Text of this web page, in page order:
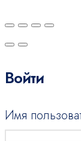
Войти
Имя